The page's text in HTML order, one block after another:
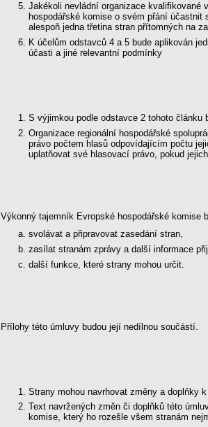
Jakékoli nevládní organizace kvalifikované
hospodářské komise o svém přání
alespoň jedna třetina stran přítomných na
K účelům odstavců 4 a 5 bude aplikován
účasti a jiné relevantní podmínky
S výjimkou podle odstavce 2 tohoto
Organizace regionální hospodářské
právo počtem hlasů odpovídajícím počtu
uplatňovat své hlasovací právo, pokud
Výkonný tajemník Evropské hospodářské komise
svolávat a připravovat zasedání stran,
zasílat stranám zprávy a další informace
další funkce, které strany mohou určit.
Přílohy této úmluvy budou její nedílnou součástí.
Strany mohou navrhovat změny a doplňky
Text navržených změn či doplňků této
komise, který ho rozešle všem stranám